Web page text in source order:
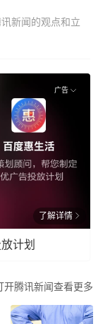
新闻的观点和立
广告
了解详情
计划
开腾讯新闻查看更多